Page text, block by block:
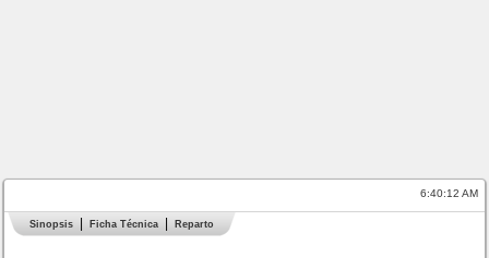
6:40:13 AM
Sinopsis Ficha Técnica Reparto